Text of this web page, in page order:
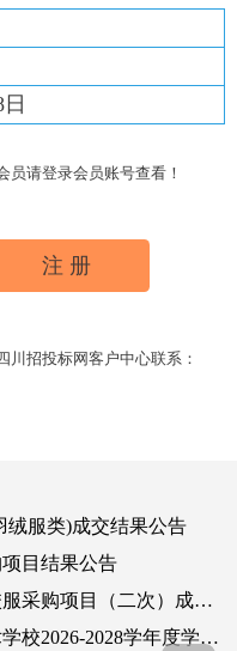
阿坝州 甘孜州 凉山州
员请登录会员账号查看！
注册
川招投标网客户中心联系：
绒服类)成交结果公告
目结果公告
广元市利州区万达实验学校新生校服采购项目（二次）成交结果公告
四川省成都市郫都区友爱职业技术学校2026-2028学年度学生校服定制配送服务采购项目竞争性磋商成交公告